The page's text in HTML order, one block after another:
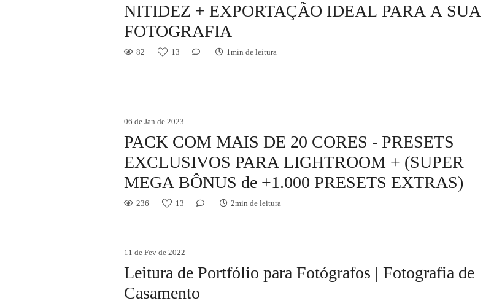
NITIDEZ + EXPORTAÇÃO IDEAL PARA A SUA
FOTOGRAFIA
82 13 1min de leitura
06 de Jan de 2023
PACK COM MAIS DE 20 CORES - PRESETS
EXCLUSIVOS PARA LIGHTROOM + (SUPER
MEGA BÔNUS de +1.000 PRESETS EXTRAS)
236 13 2min de leitura
11 de Fev de 2022
Leitura de Portfólio para Fotógrafos | Fotografia de
Casamento